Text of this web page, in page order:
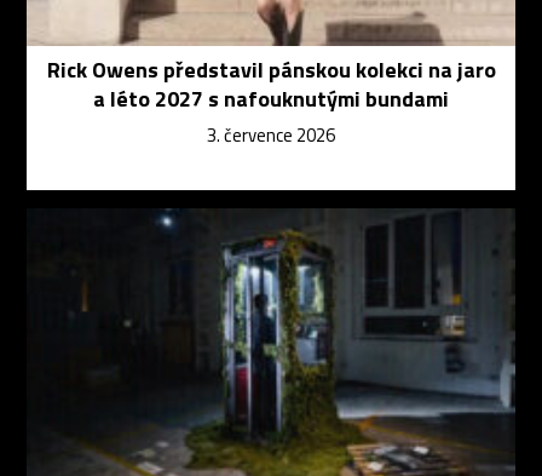
Rick Owens představil pánskou kolekci na jaro
a léto 2027 s nafouknutými bundami
3. července 2026